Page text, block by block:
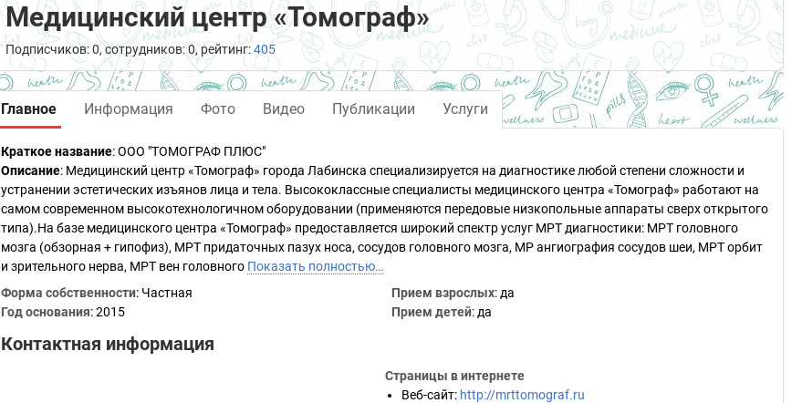
Медицинский центр «Томограф»
Подписчиков: 0, сотрудников: 0, рейтинг:405
Главное Информация Фото Видео Публикации Услуги
Краткое название:ООО "ТОМОГРАФ ПЛЮС"
Описание: Медицинский центр «Томограф» города Лабинска специализируется на диагностике любой степени сложности и
устранении эстетических изъянов лица и тела. Высококлассные специалисты медицинского центра «Томограф» работают на
самом современном высокотехнологичном оборудовании (применяются передовые низкопольные аппараты сверх открытого
типа).На базе медицинского центра «Томограф» предоставляется широкий спектр услуг МРТ диагностики: МРТ головного
мозга (обзорная + гипофиз), МРТ придаточных пазух носа, сосудов головного мозга, МР ангиография сосудов шеи, МРТ орбит
и зрительного нерва, МРТ вен головного Показать полностью…
Форма собственности: Частная
Год основания:2015
Прием взрослых: да
Прием детей: да
Контактная информация
Страницы в интернете
Веб-сайт: http://mrttomograf.ru